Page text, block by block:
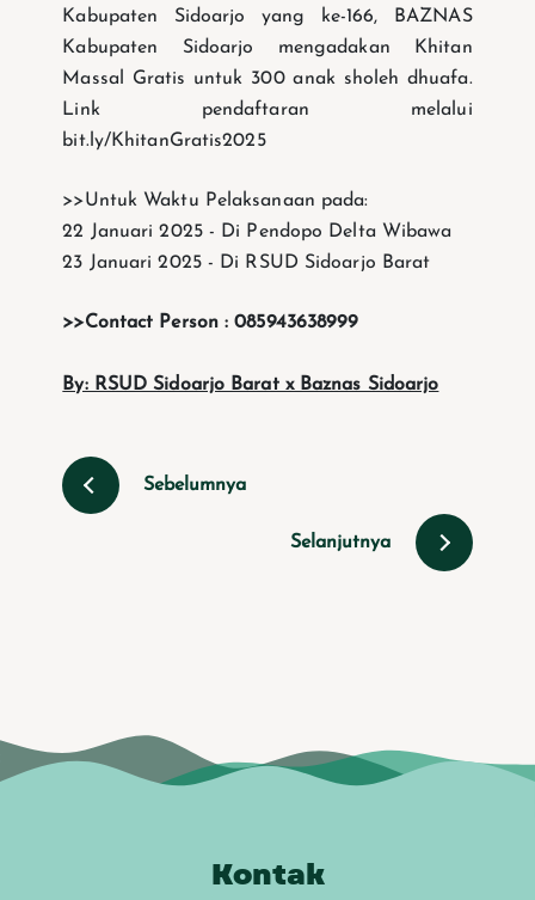
Kabupaten Sidoarjo yang ke-166, BAZNAS
Kabupaten Sidoarjo mengadakan Khitan
Massal Gratis untuk 300 anak sholeh dhuafa.
Link pendaftaran melalui
bit.ly/KhitanGratis2025
>>Untuk Waktu Pelaksanaan pada:
22 Januari 2025 - Di Pendopo Delta Wibawa
23 Januari 2025 - Di RSUD Sidoarjo Barat
>>Contact Person : 085943638999
By: RSUD Sidoarjo Barat x Baznas Sidoarjo
Sebelumnya
Selanjutnya
Kontak